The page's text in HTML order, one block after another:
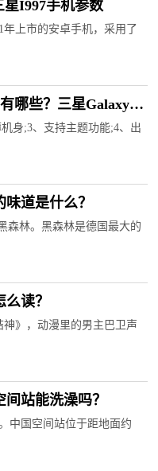
I997手机参数
年上市的安卓手机，采用了
哪些？三星Galaxy
身;3、支持主题功能;4、出
道是什么？
森林。黑森林是德国最大的
读？
》，动漫里的男主巴卫声
站能洗澡吗？
中国空间站位于距地面约